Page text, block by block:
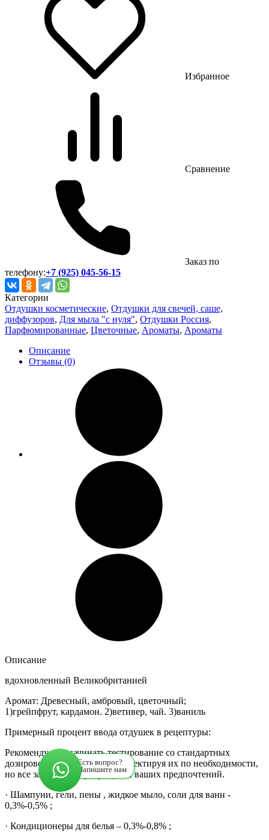
Избранное
Сравнение
Заказ по
телефону:+7 (925) 045-56-15
Категории
Отдушки косметические, Отдушки для свечей, саше,
диффузоров, Для мыла "с нуля", Отдушки Россия,
Парфюмированные, Цветочные, Ароматы, Ароматы
Описание
Отзывы (0)
Описание
вдохновленный Великобританией
Аромат: Древесный, амбровый, цветочный;
1)грейпфрут, кардамон. 2)ветивер, чай. 3)ваниль
Примерный процент ввода отдушек в рецептуры:
Рекомендуется начинать тестирование со стандартных
дозировок , в дальнейшем корректируя их по необходимости,
но все зависит от продукции и ваших предпочтений.
· Шампуни, гели, пены , жидкое мыло, соли для ванн -
0,3%-0,5% ;
· Кондиционеры для белья – 0,3%-0,8% ;
Есть вопрос?
Напишите нам